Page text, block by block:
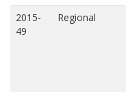
2015-
49
Regional